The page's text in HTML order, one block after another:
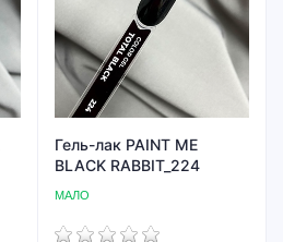
Гель-лак PAINT ME
BLACK RABBIT_224
МАЛО